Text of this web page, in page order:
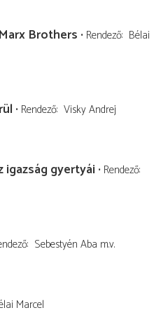
Brothers Rendező Bélai
Rendező Visky Andrej
igazság gyertyái Rendező
Sebestyén Aba m.v.
Marcel